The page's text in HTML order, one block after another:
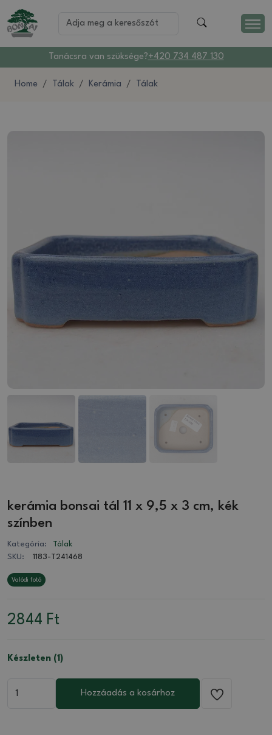
Tanácsra van szüksége?+420 734 487 130
Home Tálak Kerámia Tálak
kerámia bonsai tál 11 x 9,5 x 3 cm, kék
színben
Kategória:
Tálak
SKU:
1183-T241468
Valódi fotó
2844 Ft
Készleten (1)
Hozzáadás a kosárhoz